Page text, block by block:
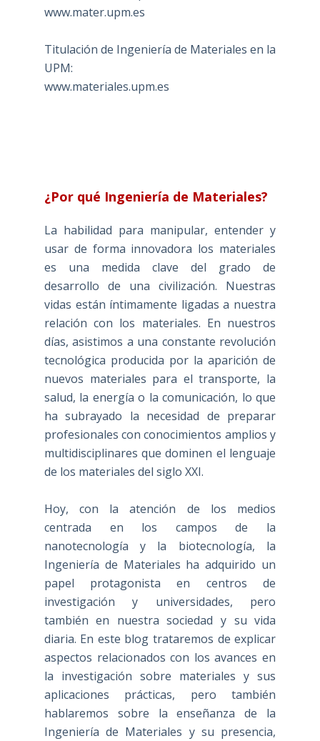
www.mater.upm.es
Titulación de Ingeniería de Materiales en la
UPM:
www.materiales.upm.es
¿Por qué Ingeniería de Materiales?
La habilidad para manipular, entender y
usar de forma innovadora los materiales
es una medida clave del grado de
desarrollo de una civilización. Nuestras
vidas están íntimamente ligadas a nuestra
relación con los materiales. En nuestros
días, asistimos a una constante revolución
tecnológica producida por la aparición de
nuevos materiales para el transporte, la
salud, la energía o la comunicación, lo que
ha subrayado la necesidad de preparar
profesionales con conocimientos amplios y
multidisciplinares que dominen el lenguaje
de los materiales del siglo XXI.
Hoy, con la atención de los medios
centrada en los campos de la
nanotecnología y la biotecnología, la
Ingeniería de Materiales ha adquirido un
papel protagonista en centros de
investigación y universidades, pero
también en nuestra sociedad y su vida
diaria. En este blog trataremos de explicar
aspectos relacionados con los avances en
la investigación sobre materiales y sus
aplicaciones prácticas, pero también
hablaremos sobre la enseñanza de la
Ingeniería de Materiales y su presencia,